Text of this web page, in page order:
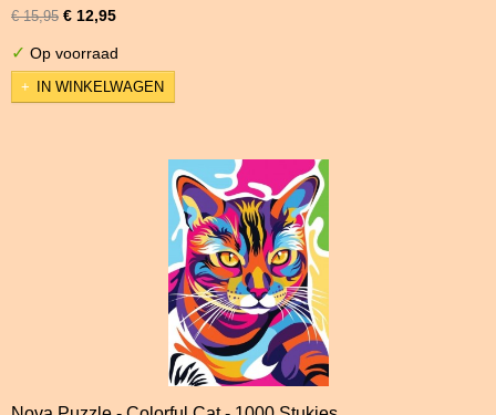
€ 15,95 € 12,95
✓ Op voorraad
IN WINKELWAGEN